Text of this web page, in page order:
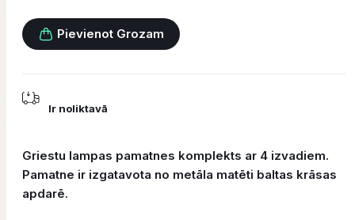
Pievienot Grozam
Ir noliktavā
Griestu lampas pamatnes komplekts ar 4 izvadiem.
Pamatne ir izgatavota no metāla matēti baltas krāsas
apdarē.